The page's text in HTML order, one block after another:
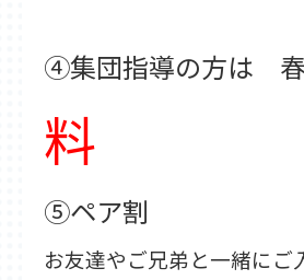
④集団指導の方は
料
➄ペア割
お友達やご兄弟と一緒にご